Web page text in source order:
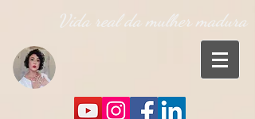
Vida real da mulher madura